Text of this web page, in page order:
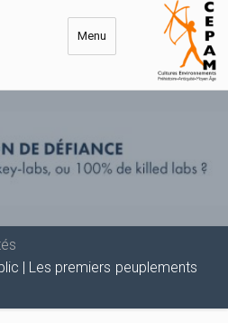
Menu
| Les premiers peuplements